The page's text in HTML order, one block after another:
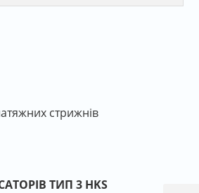
стрижнів
ТИП 3 HKS